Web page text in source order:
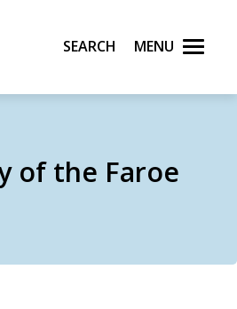
of Norway
Search Menu
of the Faroe